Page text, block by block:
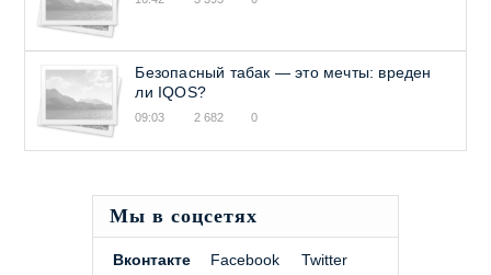
Безопасный табак — это мечты: вреден
ли IQOS?
09:03 2 682 0
Мы в соцсетях
Вконтакте Facebook
Twitter